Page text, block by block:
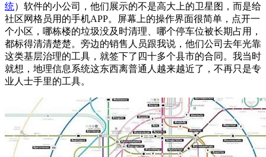
统）软件的小公司，他们展示的不是高大上的卫星图，而是给
社区网格员用的手机APP。屏幕上的操作界面很简单，点开一
个小区，哪栋楼的垃圾没及时清理、哪个停车位被长期占用，
都标得清清楚楚。旁边的销售人员跟我说，他们公司去年光靠
这类基层治理的工具，就签下了四十多个县市的合同。我当时
就想，地理信息系统这东西离普通人越来越近了，不再只是专
业人士手里的工具。